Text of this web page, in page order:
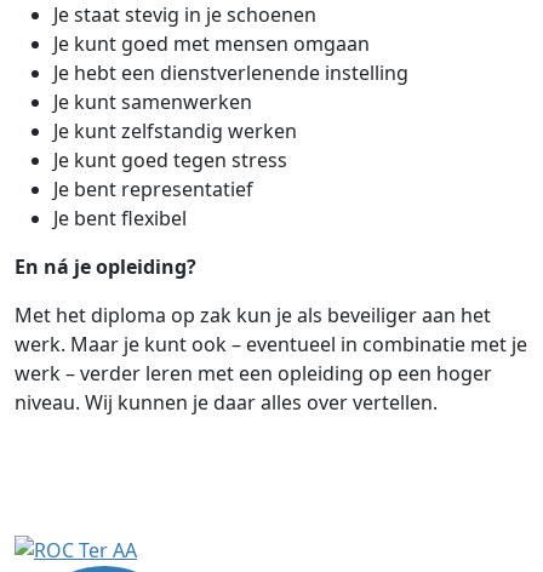
Je staat stevig in je schoenen
Je kunt goed met mensen omgaan
Je hebt een dienstverlenende instelling
Je kunt samenwerken
Je kunt zelfstandig werken
Je kunt goed tegen stress
Je bent representatief
Je bent flexibel
En ná je opleiding?
Met het diploma op zak kun je als beveiliger aan het
werk. Maar je kunt ook – eventueel in combinatie met je
werk – verder leren met een opleiding op een hoger
niveau. Wij kunnen je daar alles over vertellen.